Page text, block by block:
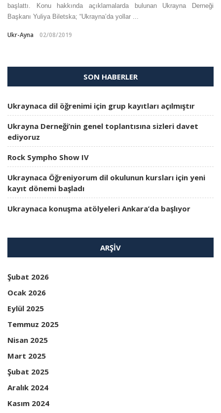
başlattı. Konu hakkında açıklamalarda bulunan Ukrayna Derneği
Başkanı Yuliya Biletska; “Ukrayna’da yollar ...
Ukr-Ayna 02/08/2019
SON HABERLER
Ukraynaca dil öğrenimi için grup kayıtları açılmıştır
Ukrayna Derneği’nin genel toplantısına sizleri davet
ediyoruz
Rock Sympho Show IV
Ukraynaca Öğreniyorum dil okulunun kursları için yeni
kayıt dönemi başladı
Ukraynaca konuşma atölyeleri Ankara’da başlıyor
ARŞIV
Şubat 2026
Ocak 2026
Eylül 2025
Temmuz 2025
Nisan 2025
Mart 2025
Şubat 2025
Aralık 2024
Kasım 2024